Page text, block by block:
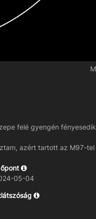
felé gyengén
azért tartott az M97-
05-04